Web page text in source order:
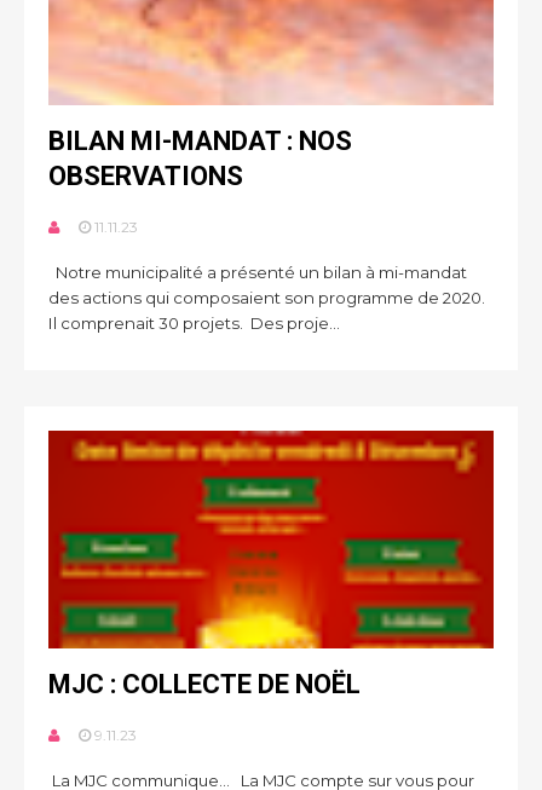
BILAN MI-MANDAT : NOS
OBSERVATIONS
11.11.23
Notre municipalité a présenté un bilan à mi-mandat
des actions qui composaient son programme de 2020.
Il comprenait 30 projets. Des proje...
MJC : COLLECTE DE NOËL
9.11.23
La MJC communique… La MJC compte sur vous pour